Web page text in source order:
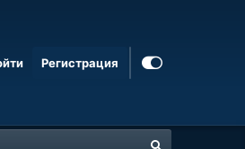
Регистрация